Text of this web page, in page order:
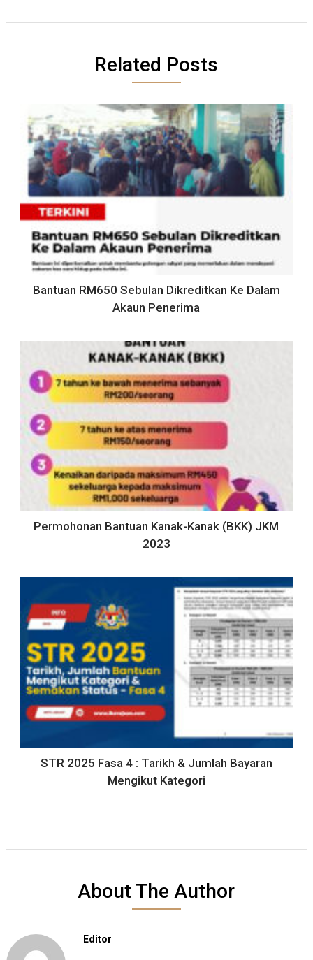
Related Posts
Bantuan RM650 Sebulan Dikreditkan Ke Dalam
Akaun Penerima
Permohonan Bantuan Kanak-Kanak (BKK) JKM
2023
STR 2025 Fasa 4 : Tarikh & Jumlah Bayaran
Mengikut Kategori
About The Author
Editor